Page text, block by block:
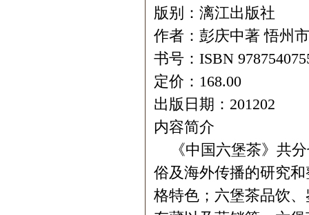
版别：漓江出版社
作者：彭庆中著 悟州
书号：ISBN
定价：168.00
出版日期：201202
内容简介
《中国六堡茶》共分
俗及海外传播的研究
格特色；六堡茶品饮